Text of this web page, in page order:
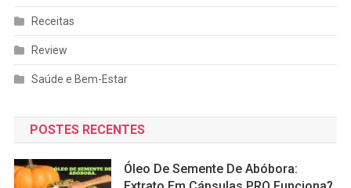
Receitas
Review
Saúde e Bem-Estar
POSTES RECENTES
Óleo De Semente De Abóbora: